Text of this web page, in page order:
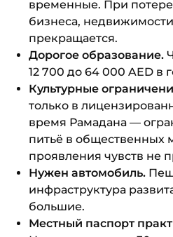
временные. При
бизнеса,
прекращается.
Дорогое образование.
12 700 до 64 000 AED в
Культурные
только в
время Рамадана —
питьё в общественных
проявления чувств не
Нужен автомобиль.
инфраструктура
большие.
Местный паспорт